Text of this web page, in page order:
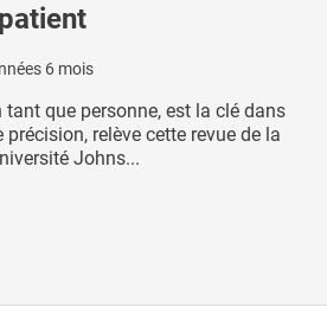
6 mois
que personne, est la clé dans
précision, relève cette revue de la
Johns...